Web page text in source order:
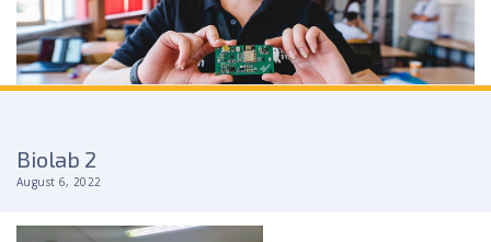
Biolab 2
August 6, 2022